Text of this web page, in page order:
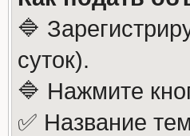
🔷
суток).
🔷 Нажмите
✅ Название